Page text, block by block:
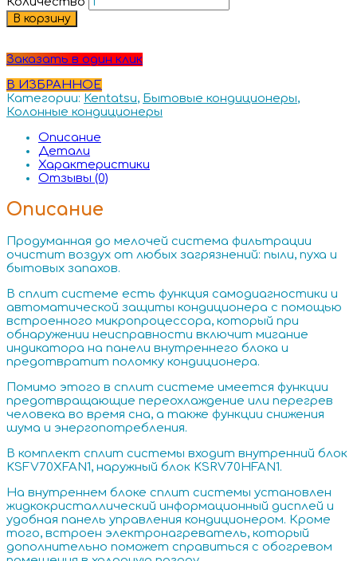
В корзину
Заказать в один клик
В ИЗБРАННОЕ
Категории: Kentatsu, Бытовые кондиционеры,
Колонные кондиционеры
Описание
Детали
Характеристики
Отзывы (0)
Описание
Продуманная до мелочей система фильтрации
очистит воздух от любых загрязнений: пыли, пуха и
бытовых запахов.
В сплит системе есть функция самодиагностики и
автоматической защиты кондиционера с помощью
встроенного микропроцессора, который при
обнаружении неисправности включит мигание
индикатора на панели внутреннего блока и
предотвратит поломку кондиционера.
Помимо этого в сплит системе имеется функции
предотвращающие переохлаждение или перегрев
человека во время сна, а также функции снижения
шума и энергопотребления.
В комплект сплит системы входит внутренний блок
KSFV70XFAN1, наружный блок KSRV70HFAN1.
На внутреннем блоке сплит системы установлен
жидкокристаллический информационный дисплей и
удобная панель управления кондиционером. Кроме
того, встроен электронагреватель, который
дополнительно поможет справиться с обогревом